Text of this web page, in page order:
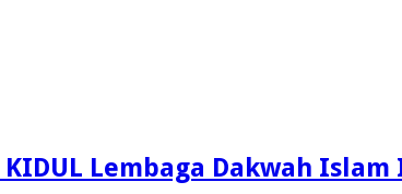
KIDUL Lembaga Dakwah